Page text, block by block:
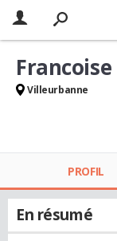
Francoise
Villeurbanne
PROFIL
En résumé